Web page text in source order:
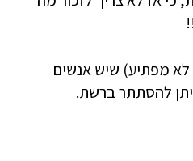
מפתיע) שיש אנשים
להסתתר ברשת.